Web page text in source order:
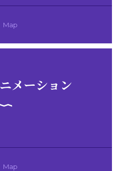
Map
メーション
Map